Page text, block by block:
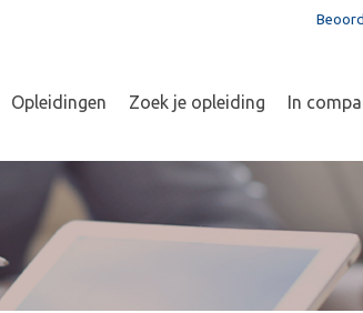
Opleidingen Zoek je opleiding In